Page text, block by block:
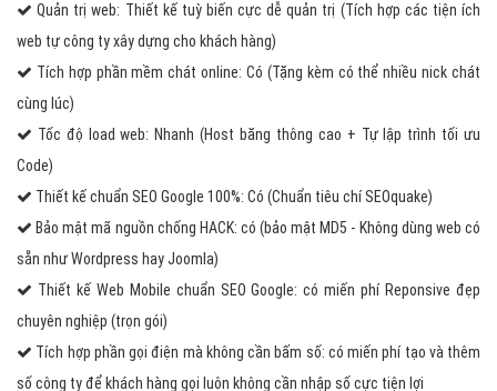
Quản trị web: Thiết kế tuỳ biến cực dễ quản trị (Tích hợp các tiện ích
web tự công ty xây dựng cho khách hàng)
Tích hợp phần mềm chát online: Có (Tặng kèm có thể nhiều nick chát
cùng lúc)
Tốc độ load web: Nhanh (Host băng thông cao + Tự lập trình tối ưu
Code)
Thiết kế chuẩn SEO Google 100%: Có (Chuẩn tiêu chí SEOquake)
Bảo mật mã nguồn chống HACK: có (bảo mật MD5 - Không dùng web có
sẵn như Wordpress hay Joomla)
Thiết kế Web Mobile chuẩn SEO Google: có miến phí Reponsive đẹp
chuyên nghiệp (trọn gói)
Tích hợp phần gọi điện mà không cần bấm số: có miến phí tạo và thêm
số công ty để khách hàng gọi luôn không cần nhập số cực tiện lợi